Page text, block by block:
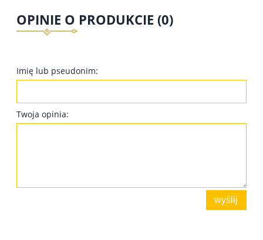
OPINIE O PRODUKCIE (0)
Imię lub pseudonim:
Twoja opinia:
wyślij